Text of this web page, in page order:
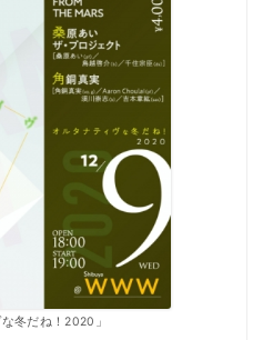
冬だね！2020」